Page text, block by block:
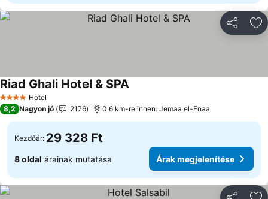
4 KategóriaHotel
Riad Ghali Hotel & SPA
8,2 Nagyon jó 2176 0.6 km-re innen: Jemaa el-Fnaa
Kezdőár: 29 328 Ft
8 oldal árainak mutatása Árak megjelenítése